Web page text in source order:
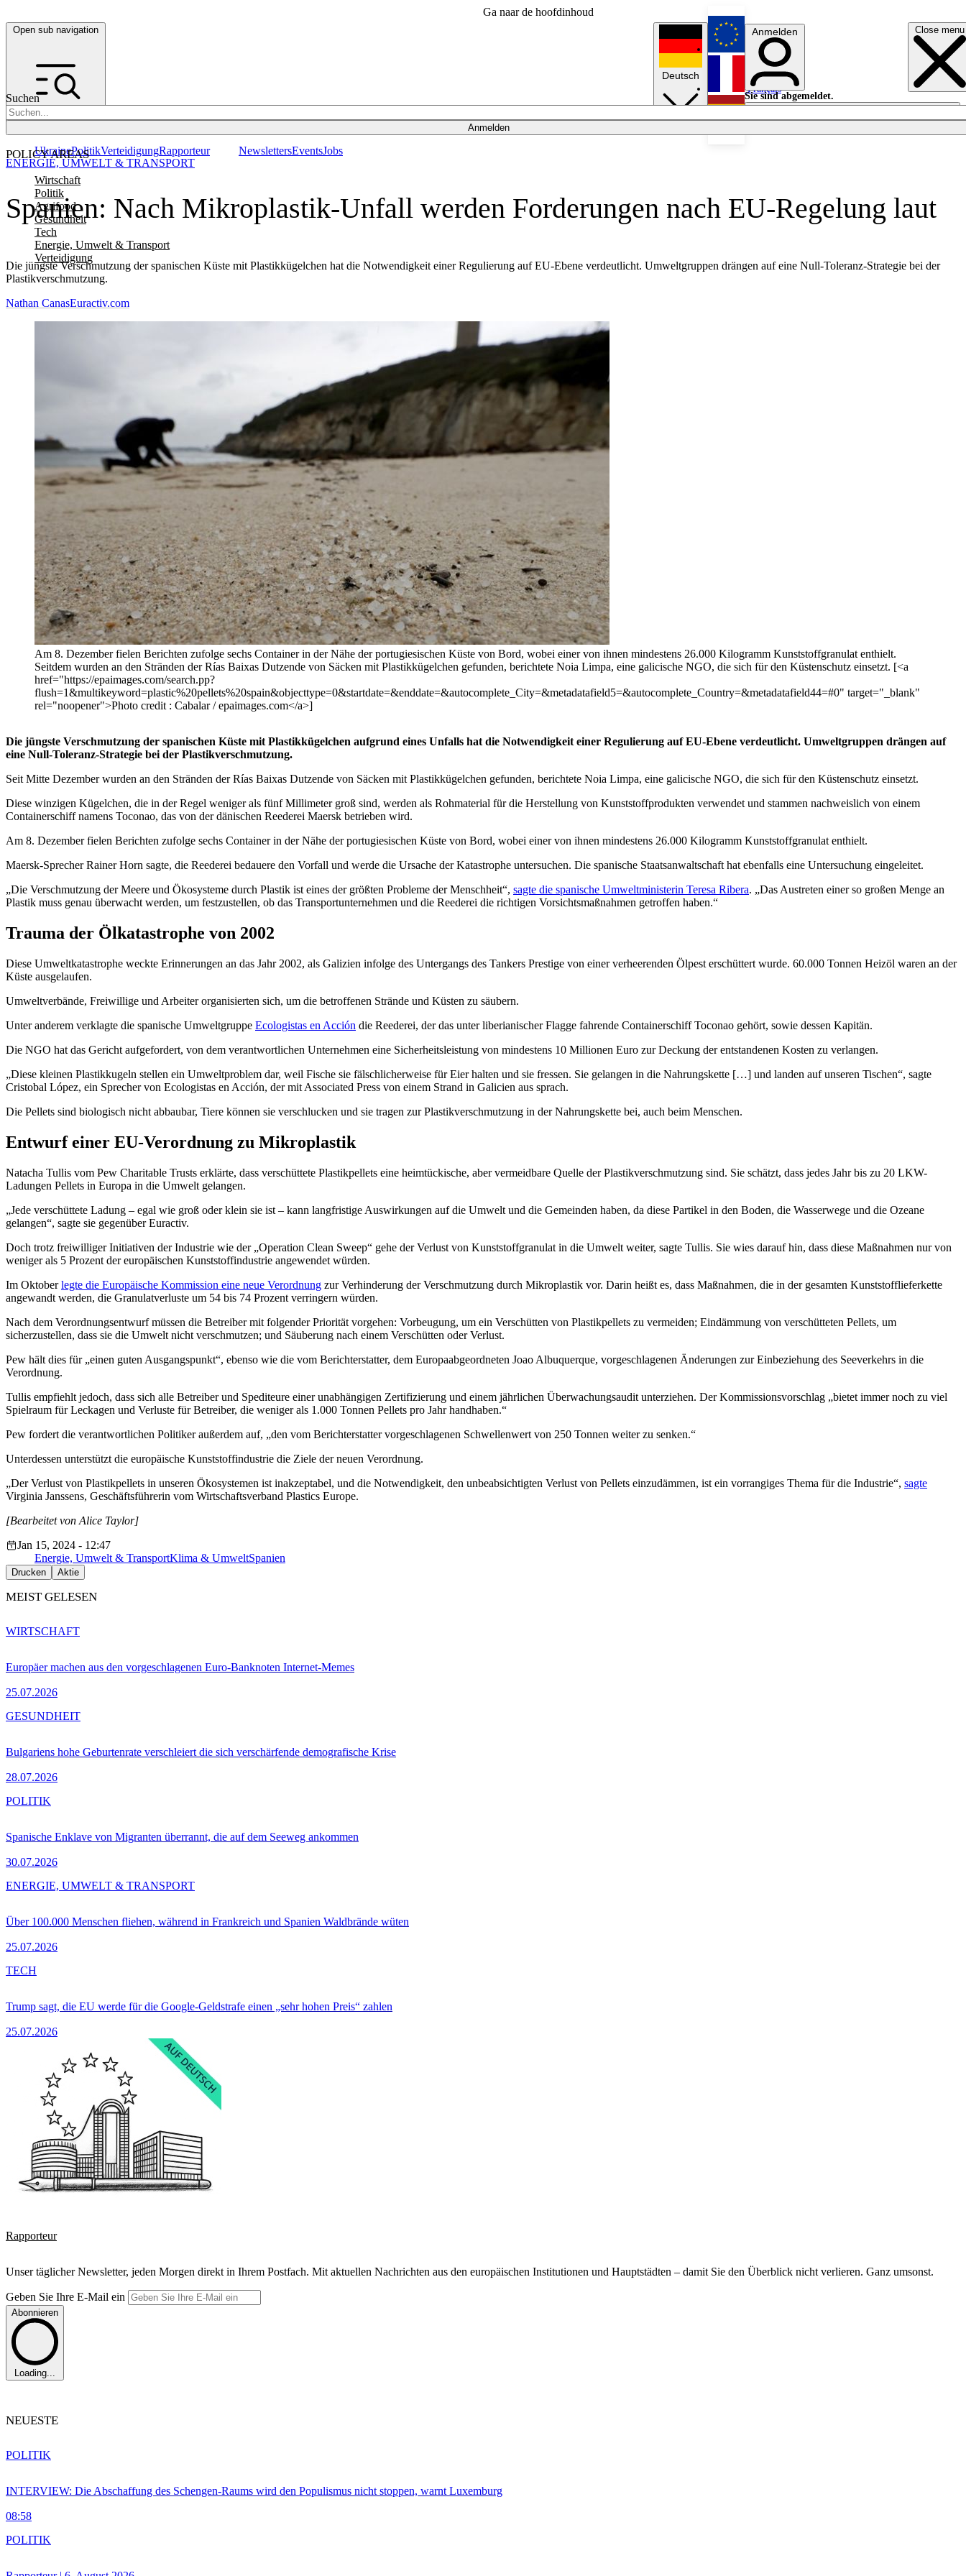
Ga naar de hoofdinhoud
Open sub navigation Close menu
Suchen
Anmelden
POLICY AREAS
Wirtschaft
Politik
Agrifood
Gesundheit
Tech
Energie, Umwelt & Transport
Verteidigung
UkrainePolitikVerteidigungRapporteur NewslettersEventsJobs
Deutsch
English
Français
Anmelden
Sie sind abgemeldet.
Anmelden
Licht aus
Spanien: Nach Mikroplastik-Unfall werden Forderungen nach EU-Regelung laut
Die jüngste Verschmutzung der spanischen Küste mit Plastikkügelchen hat die Notwendigkeit einer Regulierung auf EU-Ebene verdeutlicht. Umweltgruppen drängen auf eine Null-Toleranz-Strategie bei der
Plastikverschmutzung.
ENERGIE, UMWELT & TRANSPORT
Nathan CanasEuractiv.com
Am 8. Dezember fielen Berichten zufolge sechs Container in der Nähe der portugiesischen Küste von Bord, wobei einer von ihnen mindestens 26.000 Kilogramm Kunststoffgranulat enthielt.
Seitdem wurden an den Stränden der Rías Baixas Dutzende von Säcken mit Plastikkügelchen gefunden, berichtete Noia Limpa, eine galicische NGO, die sich für den Küstenschutz einsetzt. [<a
href="https://epaimages.com/search.pp?
flush=1&multikeyword=plastic%20pellets%20spain&objecttype=0&startdate=&enddate=&autocomplete_City=&metadatafield5=&autocomplete_Country=&metadatafield44=#0" target="_blank"
rel="noopener">Photo credit : Cabalar / epaimages.com</a>]
Die jüngste Verschmutzung der spanischen Küste mit Plastikkügelchen aufgrund eines Unfalls hat die Notwendigkeit einer Regulierung auf EU-Ebene verdeutlicht. Umweltgruppen drängen auf
eine Null-Toleranz-Strategie bei der Plastikverschmutzung.
Seit Mitte Dezember wurden an den Stränden der Rías Baixas Dutzende von Säcken mit Plastikkügelchen gefunden, berichtete Noia Limpa, eine galicische NGO, die sich für den Küstenschutz einsetzt.
Diese winzigen Kügelchen, die in der Regel weniger als fünf Millimeter groß sind, werden als Rohmaterial für die Herstellung von Kunststoffprodukten verwendet und stammen nachweislich von einem
Containerschiff namens Toconao, das von der dänischen Reederei Maersk betrieben wird.
Am 8. Dezember fielen Berichten zufolge sechs Container in der Nähe der portugiesischen Küste von Bord, wobei einer von ihnen mindestens 26.000 Kilogramm Kunststoffgranulat enthielt.
Maersk-Sprecher Rainer Horn sagte, die Reederei bedauere den Vorfall und werde die Ursache der Katastrophe untersuchen. Die spanische Staatsanwaltschaft hat ebenfalls eine Untersuchung eingeleitet.
„Die Verschmutzung der Meere und Ökosysteme durch Plastik ist eines der größten Probleme der Menschheit“, sagte die spanische Umweltministerin Teresa Ribera. „Das Austreten einer so großen Menge an
Plastik muss genau überwacht werden, um festzustellen, ob das Transportunternehmen und die Reederei die richtigen Vorsichtsmaßnahmen getroffen haben.“
Trauma der Ölkatastrophe von 2002
Diese Umweltkatastrophe weckte Erinnerungen an das Jahr 2002, als Galizien infolge des Untergangs des Tankers Prestige von einer verheerenden Ölpest erschüttert wurde. 60.000 Tonnen Heizöl waren an der
Küste ausgelaufen.
Umweltverbände, Freiwillige und Arbeiter organisierten sich, um die betroffenen Strände und Küsten zu säubern.
Unter anderem verklagte die spanische Umweltgruppe Ecologistas en Acción die Reederei, der das unter liberianischer Flagge fahrende Containerschiff Toconao gehört, sowie dessen Kapitän.
Die NGO hat das Gericht aufgefordert, von dem verantwortlichen Unternehmen eine Sicherheitsleistung von mindestens 10 Millionen Euro zur Deckung der entstandenen Kosten zu verlangen.
„Diese kleinen Plastikkugeln stellen ein Umweltproblem dar, weil Fische sie fälschlicherweise für Eier halten und sie fressen. Sie gelangen in die Nahrungskette […] und landen auf unseren Tischen“, sagte
Cristobal López, ein Sprecher von Ecologistas en Acción, der mit Associated Press von einem Strand in Galicien aus sprach.
Die Pellets sind biologisch nicht abbaubar, Tiere können sie verschlucken und sie tragen zur Plastikverschmutzung in der Nahrungskette bei, auch beim Menschen.
Entwurf einer EU-Verordnung zu Mikroplastik
Natacha Tullis vom Pew Charitable Trusts erklärte, dass verschüttete Plastikpellets eine heimtückische, aber vermeidbare Quelle der Plastikverschmutzung sind. Sie schätzt, dass jedes Jahr bis zu 20 LKW-
Ladungen Pellets in Europa in die Umwelt gelangen.
„Jede verschüttete Ladung – egal wie groß oder klein sie ist – kann langfristige Auswirkungen auf die Umwelt und die Gemeinden haben, da diese Partikel in den Boden, die Wasserwege und die Ozeane
gelangen“, sagte sie gegenüber Euractiv.
Doch trotz freiwilliger Initiativen der Industrie wie der „Operation Clean Sweep“ gehe der Verlust von Kunststoffgranulat in die Umwelt weiter, sagte Tullis. Sie wies darauf hin, dass diese Maßnahmen nur von
weniger als 5 Prozent der europäischen Kunststoffindustrie angewendet würden.
Im Oktoberlegte die Europäische Kommission eine neue Verordnung zur Verhinderung der Verschmutzung durch Mikroplastik vor. Darin heißt es, dass Maßnahmen, die in der gesamten Kunststofflieferkette
angewandt werden, die Granulatverluste um 54 bis 74 Prozent verringern würden.
Nach dem Verordnungsentwurf müssen die Betreiber mit folgender Priorität vorgehen: Vorbeugung, um ein Verschütten von Plastikpellets zu vermeiden; Eindämmung von verschütteten Pellets, um
sicherzustellen, dass sie die Umwelt nicht verschmutzen; und Säuberung nach einem Verschütten oder Verlust.
Pew hält dies für „einen guten Ausgangspunkt“, ebenso wie die vom Berichterstatter, dem Europaabgeordneten Joao Albuquerque, vorgeschlagenen Änderungen zur Einbeziehung des Seeverkehrs in die
Verordnung.
Tullis empfiehlt jedoch, dass sich alle Betreiber und Spediteure einer unabhängigen Zertifizierung und einem jährlichen Überwachungsaudit unterziehen. Der Kommissionsvorschlag „bietet immer noch zu viel
Spielraum für Leckagen und Verluste für Betreiber, die weniger als 1.000 Tonnen Pellets pro Jahr handhaben.“
Pew fordert die verantwortlichen Politiker außerdem auf, „den vom Berichterstatter vorgeschlagenen Schwellenwert von 250 Tonnen weiter zu senken.“
Unterdessen unterstützt die europäische Kunststoffindustrie die Ziele der neuen Verordnung.
„Der Verlust von Plastikpellets in unseren Ökosystemen ist inakzeptabel, und die Notwendigkeit, den unbeabsichtigten Verlust von Pellets einzudämmen, ist ein vorrangiges Thema für die Industrie“, sagte
Virginia Janssens, Geschäftsführerin vom Wirtschaftsverband Plastics Europe.
[Bearbeitet von Alice Taylor]
Jan 15, 2024 - 12:47
Energie, Umwelt & TransportKlima & UmweltSpanien
Drucken Aktie
MEIST GELESEN
Europäer machen aus den vorgeschlagenen Euro-Banknoten Internet-Memes
25.07.2026
WIRTSCHAFT
Bulgariens hohe Geburtenrate verschleiert die sich verschärfende demografische Krise
28.07.2026
GESUNDHEIT
Spanische Enklave von Migranten überrannt, die auf dem Seeweg ankommen
30.07.2026
POLITIK
Über 100.000 Menschen fliehen, während in Frankreich und Spanien Waldbrände wüten
25.07.2026
ENERGIE, UMWELT & TRANSPORT
Trump sagt, die EU werde für die Google-Geldstrafe einen „sehr hohen Preis“ zahlen
25.07.2026
TECH
Rapporteur
Unser täglicher Newsletter, jeden Morgen direkt in Ihrem Postfach. Mit aktuellen Nachrichten aus den europäischen Institutionen und Hauptstädten – damit Sie den Überblick nicht verlieren. Ganz umsonst.
Geben Sie Ihre E-Mail ein
Abonnieren
Loading...
NEUESTE
INTERVIEW: Die Abschaffung des Schengen-Raums wird den Populismus nicht stoppen, warnt Luxemburg
08:58
POLITIK
POLITIK